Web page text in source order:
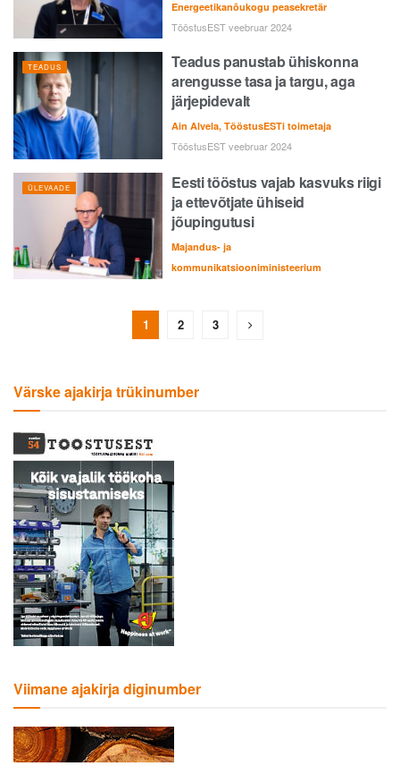
Energeetikanõukogu peasekretär
TööstusEST veebruar 2024
TEADUS
Teadus panustab ühiskonna
arengusse tasa ja targu, aga
järjepidevalt
Ain Alvela, TööstusESTi toimetaja
TööstusEST veebruar 2024
ÜLEVAADE
Eesti tööstus vajab kasvuks riigi
ja ettevõtjate ühiseid
jõupingutusi
Majandus- ja
kommunikatsiooniministeerium
1 2 3
Värske ajakirja trükinumber
Viimane ajakirja diginumber